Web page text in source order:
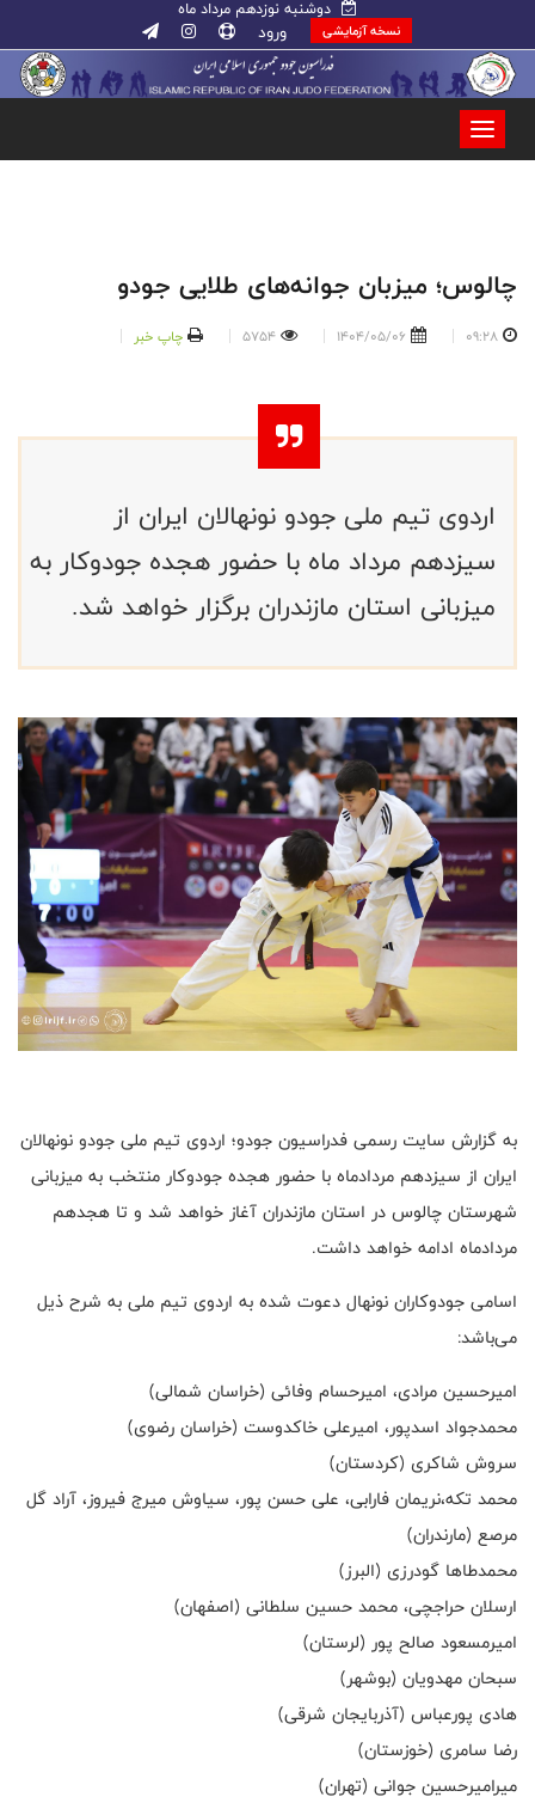
دوشنبه نوزدهم مرداد ماه
نسخه آزمایشی ورود
چالوس؛ میزبان جوانه‌های طلایی جودو
09:28
1404/05/06
5754 چاپ خبر
اردوی تیم ملی جودو نونهالان ایران از
سیزدهم مرداد ماه با حضور هجده جودوکار به
میزبانی استان مازندران برگزار خواهد شد.
‎به گزارش سایت رسمی فدراسیون جودو؛ اردوی تیم ملی جودو نونهالان
ایران از سیزدهم مردادماه با حضور هجده جودوکار منتخب به میزبانی
شهرستان چالوس در استان مازندران آغاز خواهد شد و تا هجدهم
مرداد‌ماه ادامه خواهد داشت.
اسامی جودوکاران نونهال دعوت شده به اردوی تیم ملی به شرح ذیل
می‌باشد:
امیرحسین مرادی، امیرحسام وفائی (خراسان شمالی)
محمدجواد اسدپور، امیرعلی خاکدوست (خراسان رضوی)
سر‌وش شاکری (کردستان)
محمد تکه،نریمان فارابی، علی حسن پور، سیاوش میرج فیروز، آراد گل
مرصع (مارندران)
محمدطاها گودرزی (البرز)
ارسلان حراجچی، محمد حسین سلطانی (اصفهان)
امیرمسعود صالح پور (لرستان)
سبحان مهدویان (بوشهر)
هادی پورعباس (آذربایجان شرقی)
رضا سامری (خوزستان)
میرامیرحسین جوانی (تهران)